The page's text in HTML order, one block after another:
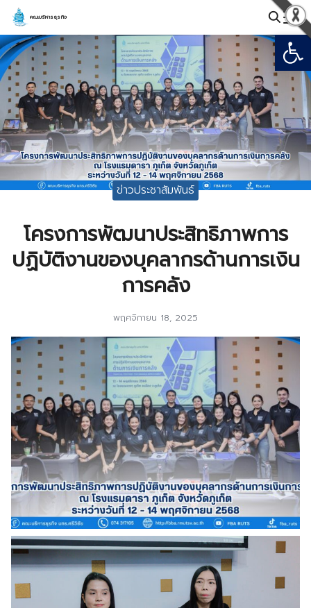
Skip
content
คณะบริหารธุรกิจ
Search
for:
ข่าวประชาสัมพันธ์
โครงการพัฒนาประสิทธิภาพการ
ปฏิบัติงานของบุคลากรด้านการเงิน
การคลัง
พฤศจิกายน 18, 2025